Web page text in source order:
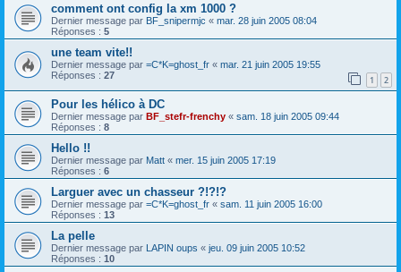
comment ont config la xm 1000 ?
Dernier message par BF_snipermjc « mar. 28 juin 2005 08:04
Réponses : 5
une team vite!!
Dernier message par =C*K=ghost_fr « mar. 21 juin 2005 19:55
Réponses : 27 1 2
Pour les hélico à DC
Dernier message par BF_stefr-frenchy « sam. 18 juin 2005 09:44
Réponses : 8
Hello !!
Dernier message par Matt « mer. 15 juin 2005 17:19
Réponses : 6
Larguer avec un chasseur ?!?!?
Dernier message par =C*K=ghost_fr « sam. 11 juin 2005 16:00
Réponses : 13
La pelle
Dernier message par LAPIN oups « jeu. 09 juin 2005 10:52
Réponses : 10